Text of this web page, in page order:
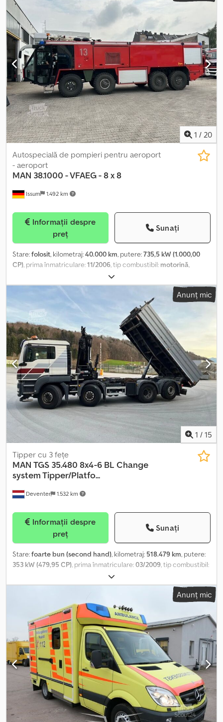
1 / 20
Issum 1.492 km
Autospecială de pompieri pentru aeroport
- aeroport
MAN 38.1000 - VFAEG - 8 x 8
preț
Sunați
Stare:folosit, kilometraj:40.000 km, putere:735,5 kW (1.000,00
CP), prima înmatriculare:11/2006, tip combustibil: motorină,
, configurație ax:
de fabricație:2006, Dotări:aer condiționat, airbag, faruri
suplimentare, istoric complet de service, servodirecție,
tracțiune integrală, încălzitor staționar
, Autospecială de
intervenție pentru stingerea incendiilor pe aerodrom, MAN cu
suprastructură Z 8 - producător ZIEGLER Crsdow Hk U Sjpfx
Ahcof gata de utilizare
Anunț mic
1 / 15
Deventer 1.532 km
Tipper cu 3 fețe
MAN TGS 35.480 8x4-6 BL Change
system Tipper/Platfo...
preț
Sunați
Stare:foarte bun (second hand), kilometraj: 518.479 km, putere:
353 kW (479,95 CP), prima înmatriculare:03/2009, tip combustibil:
, ampatament:
combustibil:motorină, frâne:intarder, culoare:alb, cabină șofer:
, numărul de trepte
, suspensie:altul, An de fabricație:
aer condiționat, blocare diferențial, cuplaj remorcă, macara,
pilot automat de viteză, închidere centralizată, = Alte opțiuni și
echipamente = - Suspensie cu foi de arc - Servofrână - Închidere
centralizată cu telecomandă - Limitator de viteză - Suspensie
pneumatică - Cabină de dormit - Parasolar - Cutie pentru scule -
Priză de putere (PTO) - Ungere centralizată - Cuplă de remorcare
Csdpfx Aowwtl Ujhcsrf = Observații = MAN TGS 35 480 8x4 - 6 BL,
Hydrodrive Hiab crane X - Hypro 232 - 5, AN 2020, Doar 680 ore de
funcționare, Telecomandă, 5 extensii hidraulice, Rotator, Sistem
de schimbare hidraulic, Basculantă din oțel și platformă Platformă
Anunț mic